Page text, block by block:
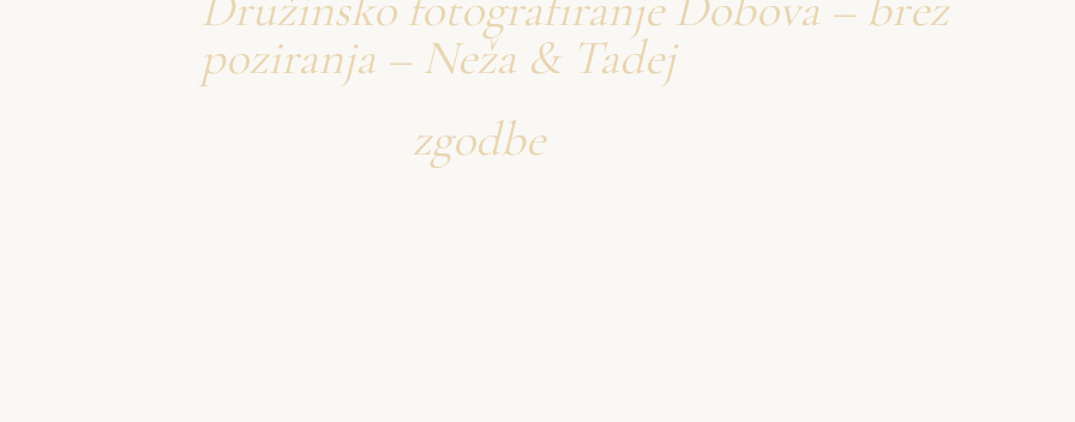
poziranja – Neža & Tadej
zgodbe
o fotografiranje družin Dobova